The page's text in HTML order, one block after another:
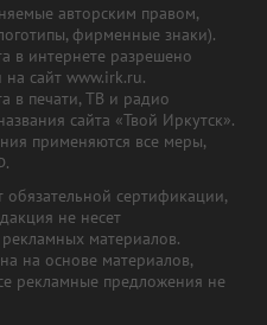
авторским правом,
фирменные знаки).
в интернете разрешено
на сайт www.irk.ru.
в печати, ТВ и радио
сайта «Твой Иркутск».
применяются все меры,
сертификации,
не несет
материалов.
на основе материалов,
рекламные предложения не